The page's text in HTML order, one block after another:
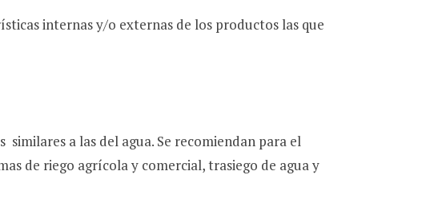
internas y/o externas de los productos las que
a las del agua. Se recomiendan para el
de riego agrícola y comercial, trasiego de agua y